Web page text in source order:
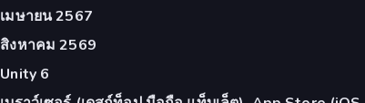
เมษายน 2567
สิงหาคม 2569
Unity 6